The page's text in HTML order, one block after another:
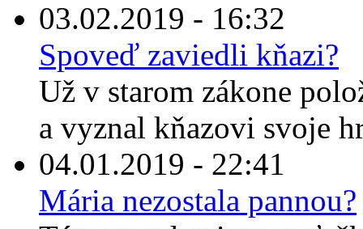
03.02.2019 - 16:32
Spoveď zaviedli kňazi?
Už v starom zákone
a vyznal kňazovi svoje
04.01.2019 - 22:41
Mária nezostala pannou?